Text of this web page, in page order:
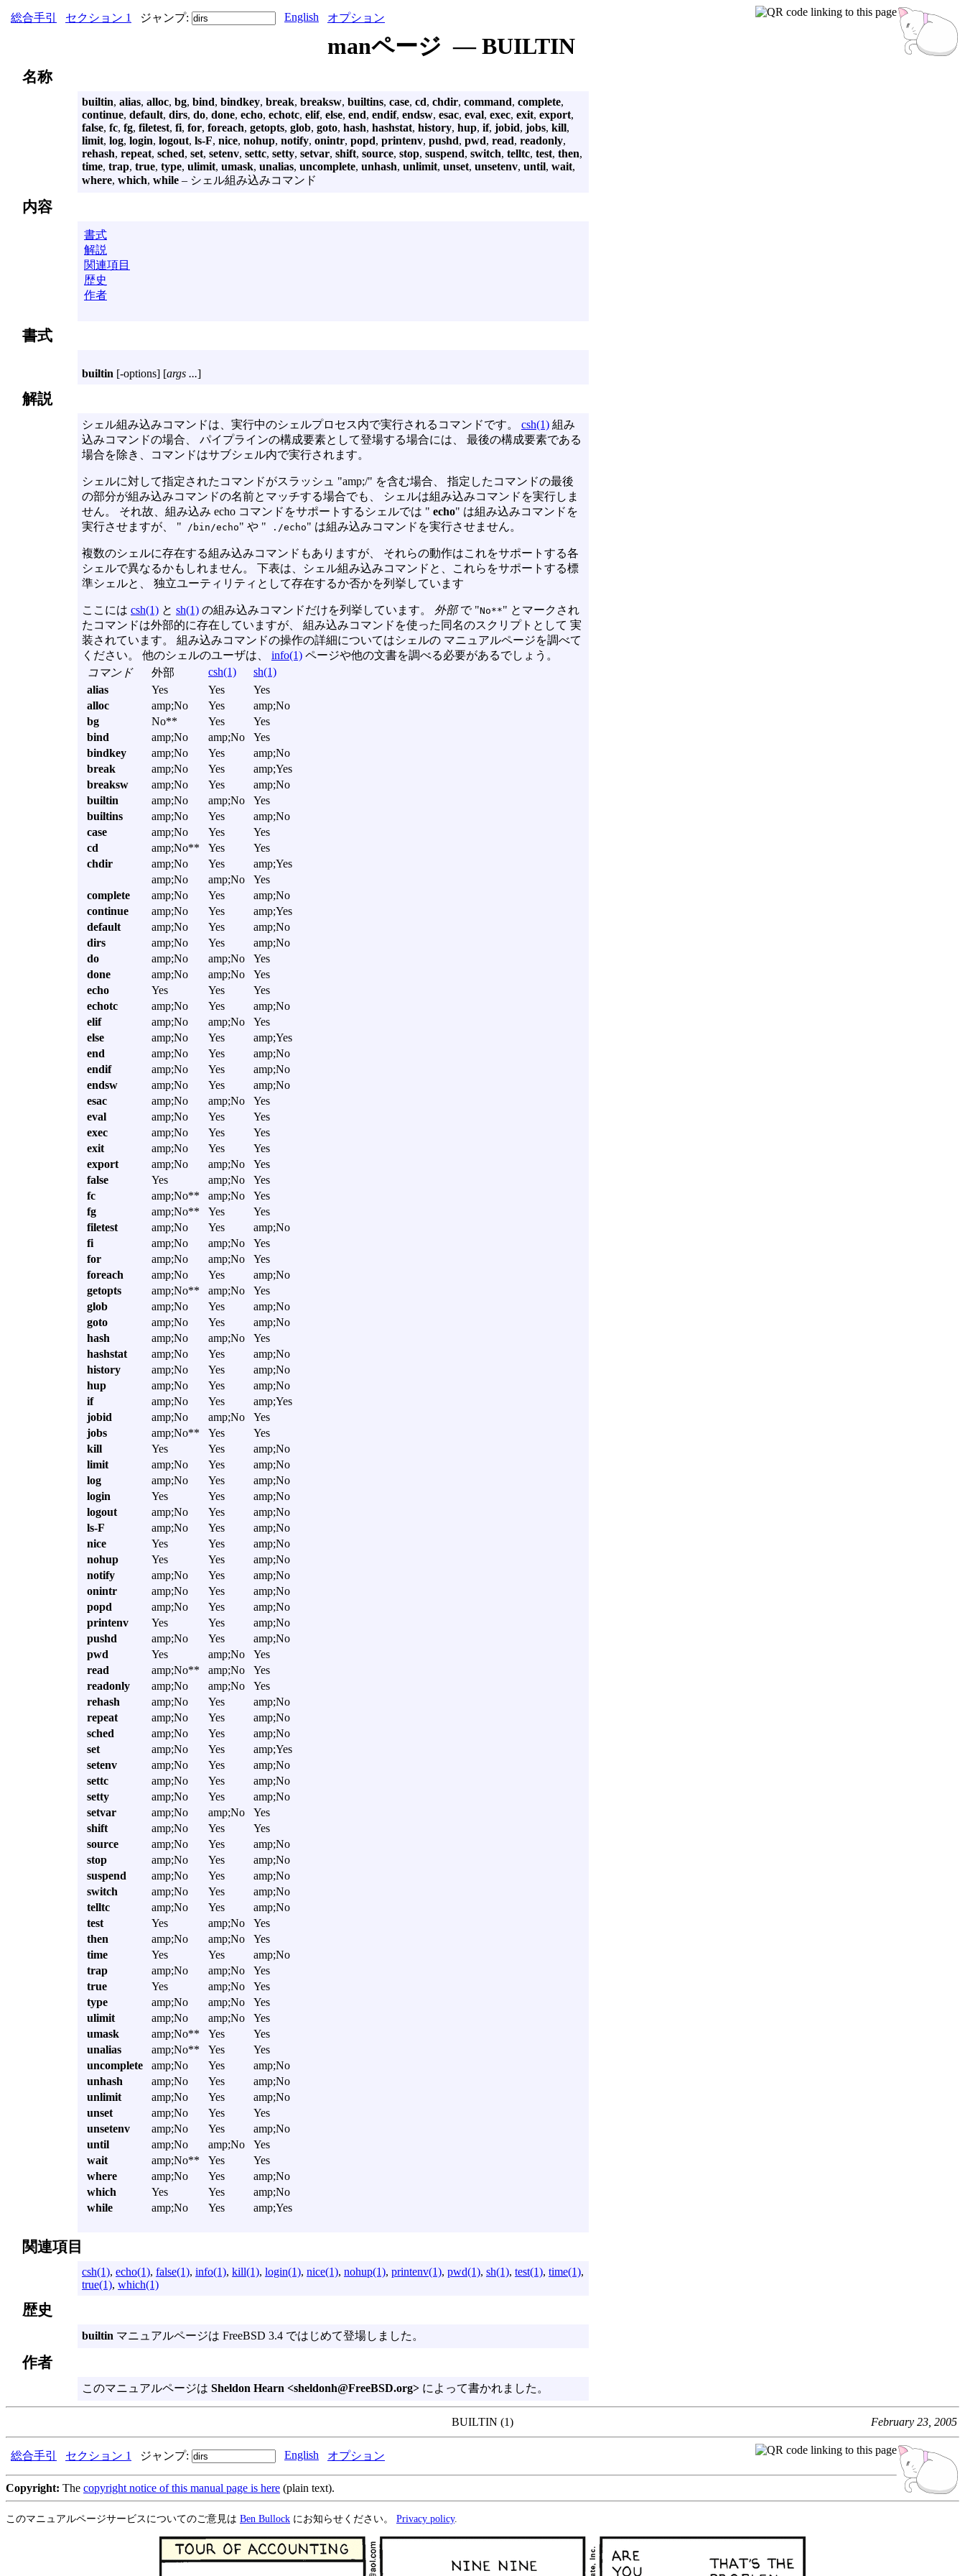
総合手引 セクション 1 ジャンプ: English オプション
manページ — BUILTIN
名称
builtin, alias, alloc, bg, bind, bindkey, break, breaksw, builtins, case, cd, chdir, command, complete,
continue, default, dirs, do, done, echo, echotc, elif, else, end, endif, endsw, esac, eval, exec, exit, export,
false, fc, fg, filetest, fi, for, foreach, getopts, glob, goto, hash, hashstat, history, hup, if, jobid, jobs, kill,
limit, log, login, logout, ls-F, nice, nohup, notify, onintr, popd, printenv, pushd, pwd, read, readonly,
rehash, repeat, sched, set, setenv, settc, setty, setvar, shift, source, stop, suspend, switch, telltc, test, then,
time, trap, true, type, ulimit, umask, unalias, uncomplete, unhash, unlimit, unset, unsetenv, until, wait,
where, which, while – シェル組み込みコマンド
内容
書式
解説
関連項目
歴史
作者
書式
builtin [-options] [args ...]
解説
シェル組み込みコマンドは、実行中のシェルプロセス内で実行されるコマンドです。 csh(1) 組み
込みコマンドの場合、 パイプラインの構成要素として登場する場合には、 最後の構成要素である
場合を除き、コマンドはサブシェル内で実行されます。
シェルに対して指定されたコマンドがスラッシュ "amp;/" を含む場合、 指定したコマンドの最後
の部分が組み込みコマンドの名前とマッチする場合でも、 シェルは組み込みコマンドを実行しま
せん。 それ故、組み込み echo コマンドをサポートするシェルでは " echo" は組み込みコマンドを
実行させますが、 " /bin/echo" や " ./echo" は組み込みコマンドを実行させません。
複数のシェルに存在する組み込みコマンドもありますが、 それらの動作はこれをサポートする各
シェルで異なるかもしれません。 下表は、シェル組み込みコマンドと、これらをサポートする標
準シェルと、 独立ユーティリティとして存在するか否かを列挙しています
ここには csh(1) と sh(1) の組み込みコマンドだけを列挙しています。 外部で "No**" とマークされ
たコマンドは外部的に存在していますが、 組み込みコマンドを使った同名のスクリプトとして 実
装されています。 組み込みコマンドの操作の詳細についてはシェルの マニュアルページを調べて
ください。 他のシェルのユーザは、 info(1) ページや他の文書を調べる必要があるでしょう。
コマンド
外部 csh(1)
sh(1)
alias
Yes Yes
Yes
alloc
amp;No Yes
amp;No
bg
No** Yes
Yes
bind
amp;No amp;No
Yes
bindkey
amp;No Yes
amp;No
break
amp;No Yes
amp;Yes
breaksw
amp;No Yes
amp;No
builtin
amp;No amp;No
Yes
builtins
amp;No Yes
amp;No
case
amp;No Yes
Yes
cd
amp;No** Yes
Yes
chdir
amp;No Yes
amp;Yes
amp;No
amp;No
Yes
complete
amp;No Yes
amp;No
continue
amp;No Yes
amp;Yes
default
amp;No Yes
amp;No
dirs
amp;No Yes
amp;No
do
amp;No amp;No
Yes
done
amp;No amp;No
Yes
echo
Yes Yes
Yes
echotc
amp;No Yes
amp;No
elif
amp;No amp;No
Yes
else
amp;No Yes
amp;Yes
end
amp;No Yes
amp;No
endif
amp;No Yes
amp;No
endsw
amp;No Yes
amp;No
esac
amp;No amp;No
Yes
eval
amp;No Yes
Yes
exec
amp;No Yes
Yes
exit
amp;No Yes
Yes
export
amp;No amp;No
Yes
false
Yes amp;No
Yes
fc
amp;No** amp;No
Yes
fg
amp;No** Yes
Yes
filetest
amp;No Yes
amp;No
fi
amp;No amp;No
Yes
for
amp;No amp;No
Yes
foreach
amp;No Yes
amp;No
getopts
amp;No** amp;No
Yes
glob
amp;No Yes
amp;No
goto
amp;No Yes
amp;No
hash
amp;No amp;No
Yes
hashstat
amp;No Yes
amp;No
history
amp;No Yes
amp;No
hup
amp;No Yes
amp;No
if
amp;No Yes
amp;Yes
jobid
amp;No amp;No
Yes
jobs
amp;No** Yes
Yes
kill
Yes Yes
amp;No
limit
amp;No Yes
amp;No
log
amp;No Yes
amp;No
login
Yes Yes
amp;No
logout
amp;No Yes
amp;No
ls-F
amp;No Yes
amp;No
nice
Yes Yes
amp;No
nohup
Yes Yes
amp;No
notify
amp;No Yes
amp;No
onintr
amp;No Yes
amp;No
popd
amp;No Yes
amp;No
printenv
Yes Yes
amp;No
pushd
amp;No Yes
amp;No
pwd
Yes amp;No
Yes
read
amp;No** amp;No
Yes
readonly
amp;No amp;No
Yes
rehash
amp;No Yes
amp;No
repeat
amp;No Yes
amp;No
sched
amp;No Yes
amp;No
set
amp;No Yes
amp;Yes
setenv
amp;No Yes
amp;No
settc
amp;No Yes
amp;No
setty
amp;No Yes
amp;No
setvar
amp;No amp;No
Yes
shift
amp;No Yes
Yes
source
amp;No Yes
amp;No
stop
amp;No Yes
amp;No
suspend
amp;No Yes
amp;No
switch
amp;No Yes
amp;No
telltc
amp;No Yes
amp;No
test
Yes amp;No
Yes
then
amp;No amp;No
Yes
time
Yes Yes
amp;No
trap
amp;No amp;No
Yes
true
Yes amp;No
Yes
type
amp;No amp;No
Yes
ulimit
amp;No amp;No
Yes
umask
amp;No** Yes
Yes
unalias
amp;No** Yes
Yes
uncomplete
amp;No Yes
amp;No
unhash
amp;No Yes
amp;No
unlimit
amp;No Yes
amp;No
unset
amp;No Yes
Yes
unsetenv
amp;No Yes
amp;No
until
amp;No amp;No
Yes
wait
amp;No** Yes
Yes
where
amp;No Yes
amp;No
which
Yes Yes
amp;No
while
amp;No Yes amp;Yes
関連項目
csh(1), echo(1), false(1), info(1), kill(1), login(1), nice(1), nohup(1), printenv(1), pwd(1), sh(1), test(1), time(1),
true(1), which(1)
歴史
builtin マニュアルページは FreeBSD 3.4 ではじめて登場しました。
作者
このマニュアルページは Sheldon Hearn <sheldonh@FreeBSD.org> によって書かれました。
BUILTIN (1) February 23, 2005
総合手引 セクション 1 ジャンプ: English オプション
Copyright: The copyright notice of this manual page is here (plain text).
このマニュアルページサービスについてのご意見は Ben Bullock にお知らせください。 Privacy policy.